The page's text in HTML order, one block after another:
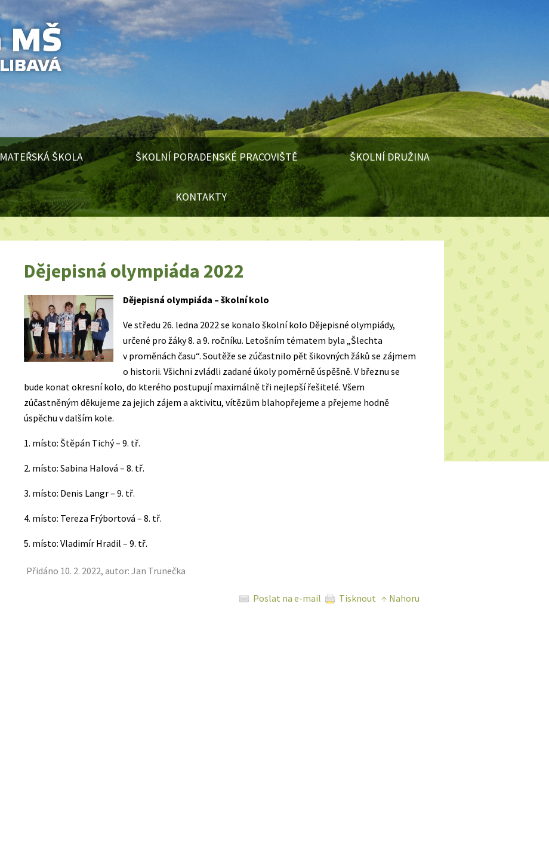
MATEŘSKÁ ŠKOLA ŠKOLNÍ PORADENSKÉ PRACOVIŠTĚ ŠKOLNÍ DRUŽINA
KONTAKTY
Dějepisná olympiáda 2022
Dějepisná olympiáda – školní kolo
Ve středu 26. ledna 2022 se konalo školní kolo Dějepisné olympiády,
určené pro žáky 8. a 9. ročníku. Letošním tématem byla „Šlechta
v proměnách času“. Soutěže se zúčastnilo pět šikovných žáků se zájmem
o historii. Všichni zvládli zadané úkoly poměrně úspěšně. V březnu se
bude konat okresní kolo, do kterého postupují maximálně tři nejlepší řešitelé. Všem
zúčastněným děkujeme za jejich zájem a aktivitu, vítězům blahopřejeme a přejeme hodně
úspěchu v dalším kole.
1. místo: Štěpán Tichý – 9. tř.
2. místo: Sabina Halová – 8. tř.
3. místo: Denis Langr – 9. tř.
4. místo: Tereza Frýbortová – 8. tř.
5. místo: Vladimír Hradil – 9. tř.
Přidáno 10. 2. 2022, autor: Jan Trunečka
Poslat na e-mail Tisknout ↑ Nahoru